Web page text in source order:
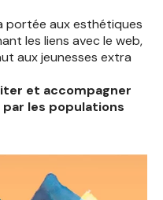
portée aux esthétiques
les liens avec le web,
aux jeunesses extra
et accompagner
les populations